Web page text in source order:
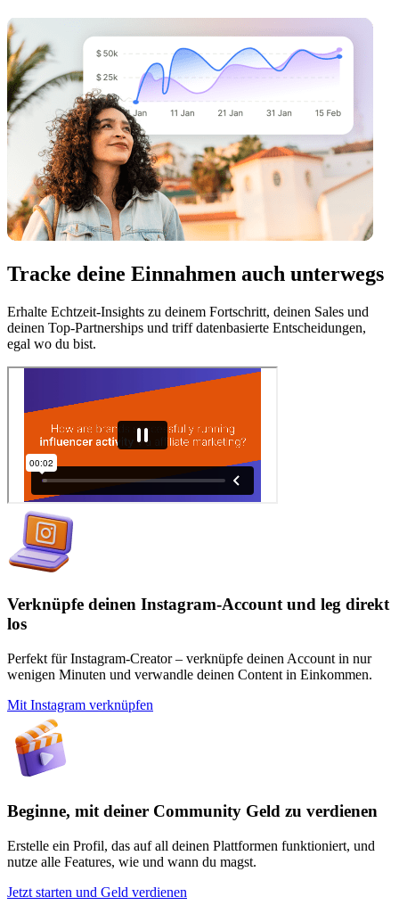
Tracke deine Einnahmen auch unterwegs
Erhalte Echtzeit-Insights zu deinem Fortschritt, deinen Sales und
deinen Top-Partnerships und triff datenbasierte Entscheidungen,
egal wo du bist.
Verknüpfe deinen Instagram-Account und leg direkt
los
Perfekt für Instagram-Creator – verknüpfe deinen Account in nur
wenigen Minuten und verwandle deinen Content in Einkommen.
Mit Instagram verknüpfen
Beginne, mit deiner Community Geld zu verdienen
Erstelle ein Profil, das auf all deinen Plattformen funktioniert, und
nutze alle Features, wie und wann du magst.
Jetzt starten und Geld verdienen